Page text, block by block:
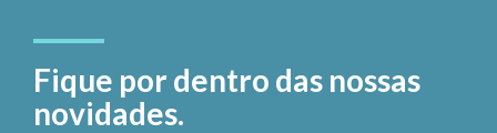
Fique por dentro das nossas
novidades.